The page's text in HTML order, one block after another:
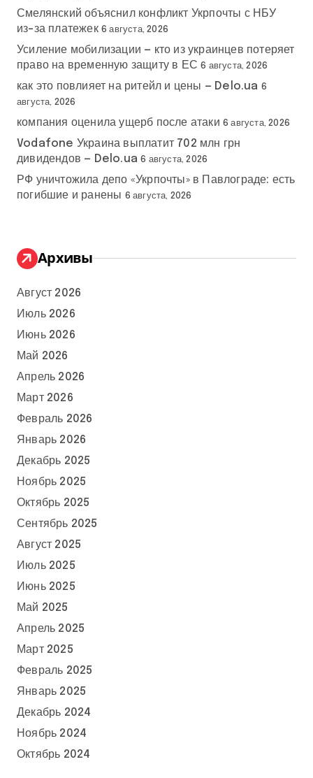
Смелянский объяснил конфликт Укрпочты с НБУ
из-за платежек 6 августа, 2026
Усиление мобилизации — кто из украинцев потеряет
право на временную защиту в ЕС 6 августа, 2026
как это повлияет на ритейл и цены — Delo.ua 6
августа, 2026
компания оценила ущерб после атаки 6 августа, 2026
Vodafone Украина выплатит 702 млн грн
дивидендов — Delo.ua 6 августа, 2026
РФ уничтожила депо «Укрпочты» в Павлограде: есть
погибшие и ранены 6 августа, 2026
Архивы
Август 2026
Июль 2026
Июнь 2026
Май 2026
Апрель 2026
Март 2026
Февраль 2026
Январь 2026
Декабрь 2025
Ноябрь 2025
Октябрь 2025
Сентябрь 2025
Август 2025
Июль 2025
Июнь 2025
Май 2025
Апрель 2025
Март 2025
Февраль 2025
Январь 2025
Декабрь 2024
Ноябрь 2024
Октябрь 2024